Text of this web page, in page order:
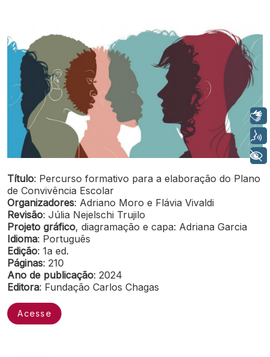
Título: Percurso formativo para a elaboração do Plano
de Convivência Escolar
Organizadores: Adriano Moro e Flávia Vivaldi
Revisão: Júlia Nejelschi Trujilo
Projeto gráfico, diagramação e capa: Adriana Garcia
Idioma: Português
Edição: 1a ed.
Páginas: 210
Ano de publicação: 2024
Editora: Fundação Carlos Chagas
Acesse
Libras
Voz
+ Acessibilidade